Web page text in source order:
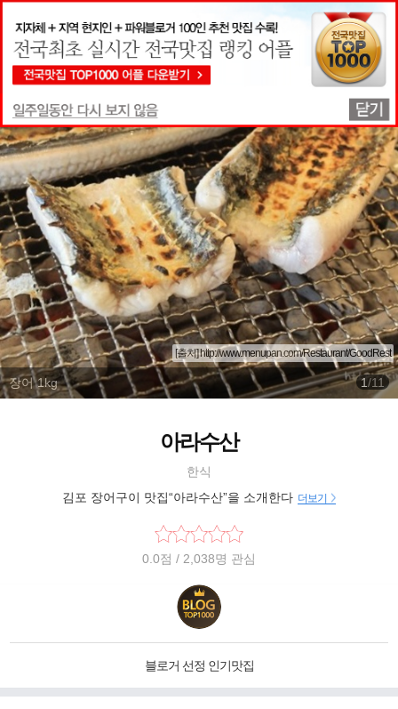
맛집상세정보
장어 1kg
[출처] http://www.menupan.com/Restaurant/GoodRest
1/11
아라수산
한식
김포 장어구이 맛집“아라수산”을 소개한다 더보기
0.0점 / 2,038명 관심
블로거 선정 인기맛집